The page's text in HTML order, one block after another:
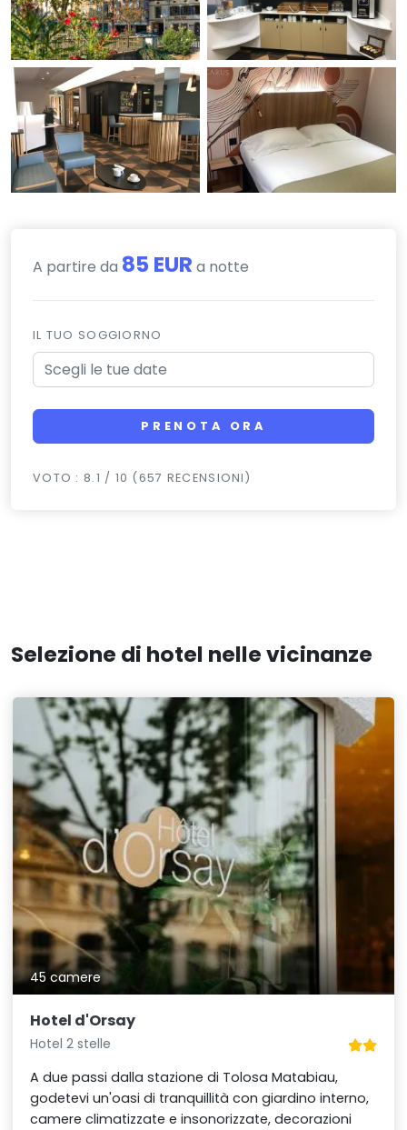
A partire da 85 EUR a notte
IL TUO SOGGIORNO
PRENOTA ORA
VOTO : 8.1 / 10 (657 RECENSIONI)
Selezione di hotel nelle vicinanze
45 camere
Hotel d'Orsay
Hotel 2 stelle
A due passi dalla stazione di Tolosa Matabiau,
godetevi un'oasi di tranquillità con giardino interno,
camere climatizzate e insonorizzate, decorazioni